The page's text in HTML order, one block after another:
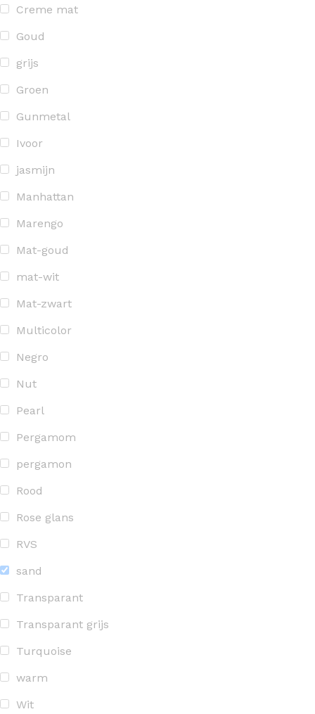
Creme mat
Goud
grijs
Groen
Gunmetal
Ivoor
jasmijn
Manhattan
Marengo
Mat-goud
mat-wit
Mat-zwart
Multicolor
Negro
Nut
Pearl
Pergamom
pergamon
Rood
Rose glans
RVS
sand
Transparant
Transparant grijs
Turquoise
warm
Wit